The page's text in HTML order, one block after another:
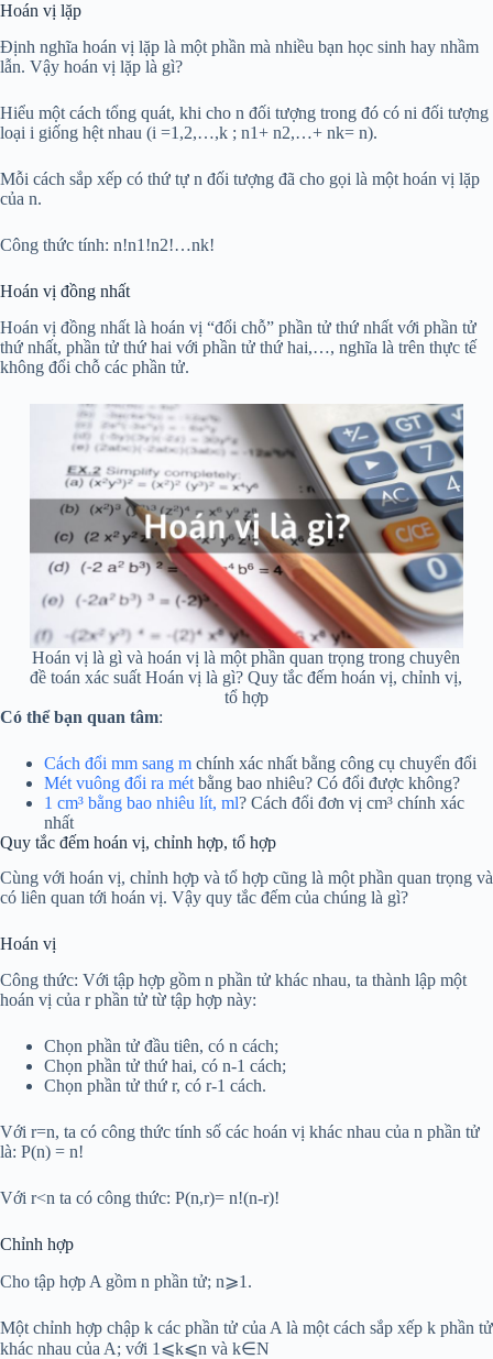
Hoán vị lặp
Định nghĩa hoán vị lặp là một phần mà nhiều bạn học sinh hay nhầm
lẫn. Vậy hoán vị lặp là gì?
Hiểu một cách tổng quát, khi cho n đối tượng trong đó có ni đối tượng
loại i giống hệt nhau (i =1,2,…,k ; n1+ n2,…+ nk= n).
Mỗi cách sắp xếp có thứ tự n đối tượng đã cho gọi là một hoán vị lặp
của n.
Công thức tính: n!n1!n2!…nk!
Hoán vị đồng nhất
Hoán vị đồng nhất là hoán vị “đổi chỗ” phần tử thứ nhất với phần tử
thứ nhất, phần tử thứ hai với phần tử thứ hai,…, nghĩa là trên thực tế
không đổi chỗ các phần tử.
Hoán vị là gì và hoán vị là một phần quan trọng trong chuyên
đề toán xác suất Hoán vị là gì? Quy tắc đếm hoán vị, chỉnh vị,
tổ hợp
Có thể bạn quan tâm:
Cách đổi mm sang m chính xác nhất bằng công cụ chuyển đổi
Mét vuông đổi ra mét bằng bao nhiêu? Có đổi được không?
1 cm³ bằng bao nhiêu lít, ml? Cách đổi đơn vị cm³ chính xác
nhất
Quy tắc đếm hoán vị, chỉnh hợp, tổ hợp
Cùng với hoán vị, chỉnh hợp và tổ hợp cũng là một phần quan trọng và
có liên quan tới hoán vị. Vậy quy tắc đếm của chúng là gì?
Hoán vị
Công thức: Với tập hợp gồm n phần tử khác nhau, ta thành lập một
hoán vị của r phần tử từ tập hợp này:
Chọn phần tử đầu tiên, có n cách;
Chọn phần tử thứ hai, có n-1 cách;
Chọn phần tử thứ r, có r-1 cách.
Với r=n, ta có công thức tính số các hoán vị khác nhau của n phần tử
là: P(n) = n!
Với r<n ta có công thức: P(n,r)= n!(n-r)!
Chỉnh hợp
Cho tập hợp A gồm n phần tử; n⩾1.
Một chỉnh hợp chập k các phần tử của A là một cách sắp xếp k phần tử
khác nhau của A; với 1⩽k⩽n và k∈N